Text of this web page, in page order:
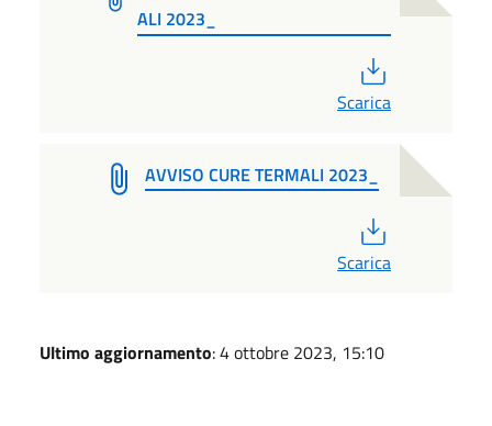
ALI 2023_
Scarica
AVVISO CURE TERMALI 2023_
Scarica
Ultimo aggiornamento: 4 ottobre 2023, 15:10